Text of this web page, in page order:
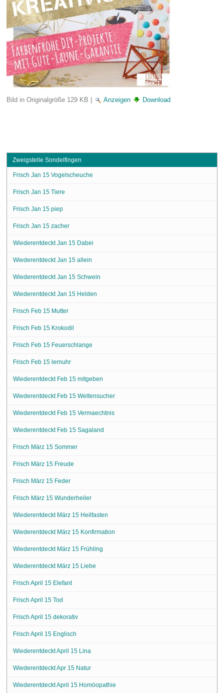
Bild in Originalgröße 129 KB | Anzeigen Download
Zweigstelle Sondelfingen
Frisch Jan 15 Vogelscheuche
Frisch Jan 15 Tiere
Frisch Jan 15 piep
Frisch Jan 15 zacher
Wiederentdeckt Jan 15 Dabei
Wiederentdeckt Jan 15 allein
Wiederentdeckt Jan 15 Schwein
Wiederentdeckt Jan 15 Helden
Frisch Feb 15 Mutter
Frisch Feb 15 Krokodil
Frisch Feb 15 Feuerschlange
Frisch Feb 15 lernuhr
Wiederentdeckt Feb 15 mitgeben
Wiederentdeckt Feb 15 Weltensucher
Wiederentdeckt Feb 15 Vermaechtnis
Wiederentdeckt Feb 15 Sagaland
Frisch März 15 Sommer
Frisch März 15 Freude
Frisch März 15 Feder
Frisch März 15 Wunderheiler
Wiederentdeckt März 15 Heilfasten
Wiederentdeckt März 15 Konfirmation
Wiederentdeckt März 15 Frühling
Wiederentdeckt März 15 Liebe
Frisch April 15 Elefant
Frisch April 15 Tod
Frisch April 15 dekorativ
Frisch April 15 Englisch
Wiederentdeckt April 15 Lina
Wiederentdeckt Apr 15 Natur
Wiederentdeckt April 15 Homöopathie